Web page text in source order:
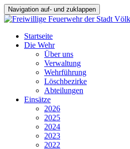
Navigation auf- und zuklappen
Startseite
Die Wehr
Über uns
Verwaltung
Wehrführung
Löschbezirke
Abteilungen
Einsätze
2026
2025
2024
2023
2022